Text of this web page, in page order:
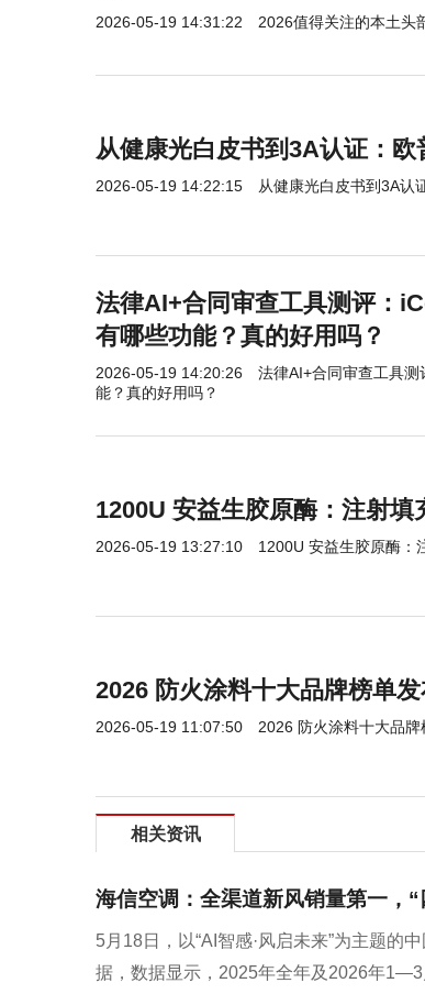
2026-05-19 14:31:22 2026值得关注的本土头
从健康光白皮书到3A认证：
2026-05-19 14:22:15 从健康光白皮书到3A认
法律AI+合同审查工具测评：
有哪些功能？真的好用吗？
2026-05-19 14:20:26
法律AI+合同审查工具
能？真的好用吗？
1200U 安益生胶原酶：注射
2026-05-19 13:27:10 1200U 安益生胶原酶：
2026 防火涂料十大品牌榜单
2026-05-19 11:07:50 2026 防火涂料十大品
相关资讯
海信空调：全渠道新风销量第一，
5月18日，以“AI智感·风启未来”为主题的
据，数据显示，2025年全年及2026年